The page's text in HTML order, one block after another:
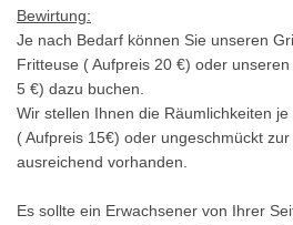
Bewirtung:
Je nach Bedarf können Sie unseren
Fritteuse ( Aufpreis 20 €) oder
5 €) dazu buchen.
Wir stellen Ihnen die Räumlichkeiten
( Aufpreis 15€) oder ungeschmückt
ausreichend vorhanden.
Es sollte ein Erwachsener von Ihrer